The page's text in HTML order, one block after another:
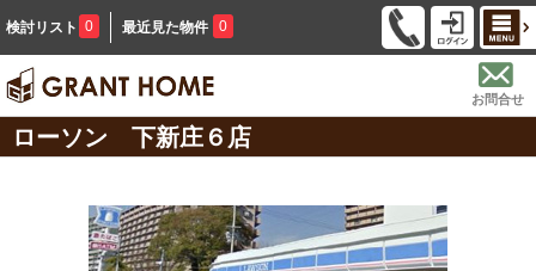
検討リスト 0 最近見た物件 0
お問合せ
ローソン 下新庄６店